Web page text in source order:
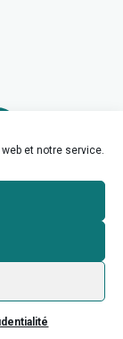
et notre service.